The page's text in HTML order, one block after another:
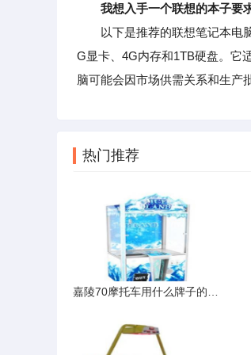
我想入手一个联想的本子要
以下是推荐的联想笔记本电脑
G显卡、4G内存和1TB硬盘。它
脑可能会因市场供需关系和生产
热门推荐